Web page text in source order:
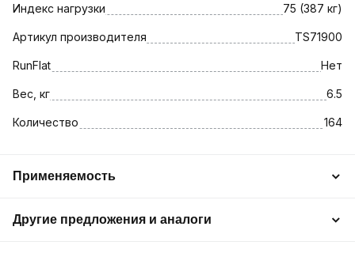
Индекс нагрузки 75 (387 кг)
Артикул производителя TS71900
RunFlat Нет
Вес, кг 6.5
Количество 164
Применяемость
Другие предложения и аналоги